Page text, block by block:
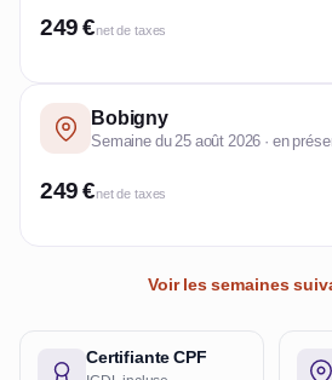
249 €net de taxes
Bobigny
Semaine du 25 août 2026 · en
249 €net de taxes
Voir les semaines
Certifiante CPF